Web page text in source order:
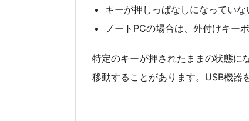
キーが押しっぱなしになっていな
ノートPCの場合は、外付けキー
特定のキーが押されたままの状態に
移動することがあります。USB機器